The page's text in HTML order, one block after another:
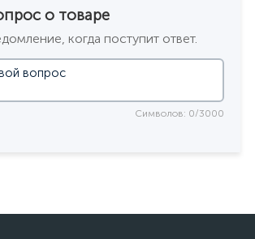
о товаре
когда поступит ответ.
Символов: 0/3000